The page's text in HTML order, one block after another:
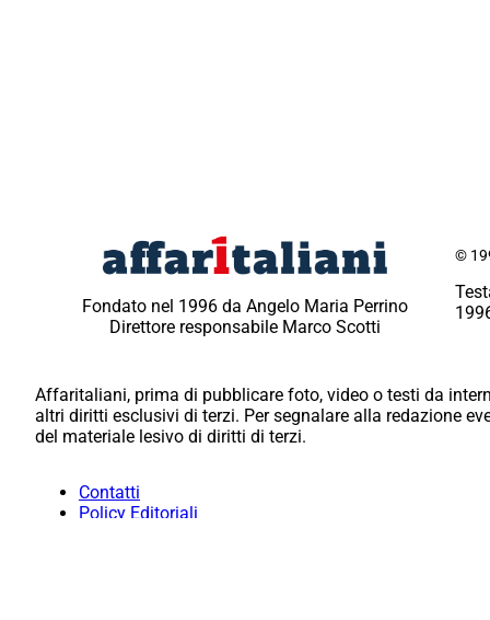
Fondato nel 1996 da Angelo Maria Perrino
Direttore responsabile Marco Scotti
©
Affaritaliani, prima di pubblicare foto, video o testi da
altri diritti esclusivi di terzi. Per segnalare alla redazione
del materiale lesivo di diritti di terzi.
Contatti
Policy Editoriali